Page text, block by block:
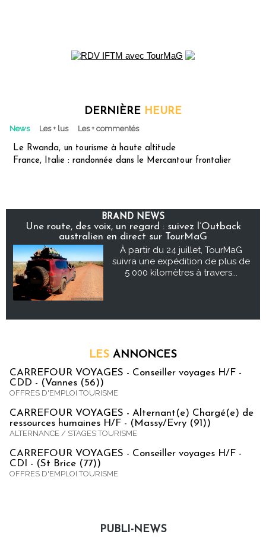
DERNIÈRE HEURE
News Les + lus Les + commentés
Le Rwanda, un tourisme à haute altitude
France, Italie : randonnée dans le Mercantour frontalier
BRAND NEWS
Une route, des voix, un regard : suivez l’Outback
australien en direct sur TourMaG
À partir du 24 juillet, TourMaG
suivra une expédition de plus de
5 000 kilomètres à travers...
LES ANNONCES
CARREFOUR VOYAGES - Conseiller voyages H/F -
CDD - (Vannes (56))
OFFRES D'EMPLOI TOURISME
CARREFOUR VOYAGES - Alternant(e) Chargé(e) de
ressources humaines H/F - (Massy/Evry (91))
ALTERNANCE / STAGES TOURISME
CARREFOUR VOYAGES - Conseiller voyages H/F -
CDI - (St Brice (77))
OFFRES D'EMPLOI TOURISME
PUBLI-NEWS